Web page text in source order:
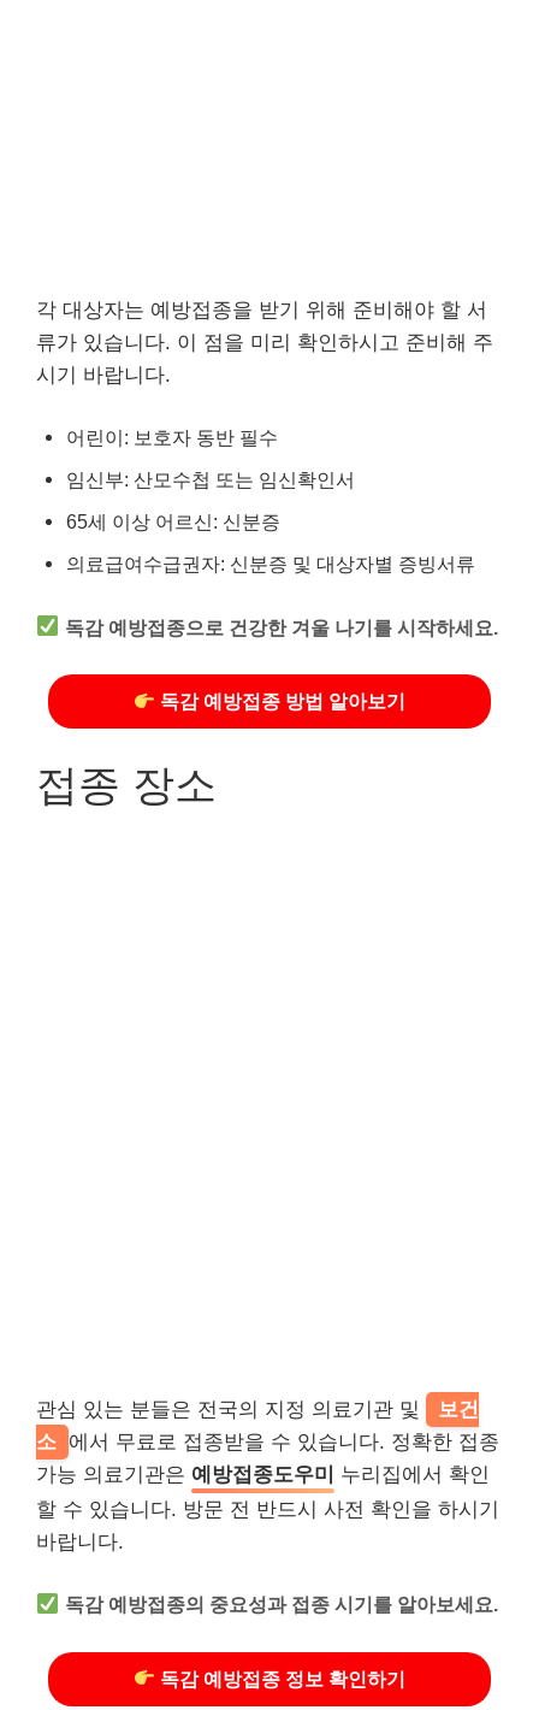
각 대상자는 예방접종을 받기 위해 준비해야 할 서
류가 있습니다. 이 점을 미리 확인하시고 준비해 주
시기 바랍니다.
어린이: 보호자 동반 필수
임신부: 산모수첩 또는 임신확인서
65세 이상 어르신: 신분증
의료급여수급권자: 신분증 및 대상자별 증빙서류
독감 예방접종으로 건강한 겨울 나기를 시작하세요.
독감 예방접종 방법 알아보기
접종 장소
관심 있는 분들은 전국의 지정 의료기관 및
보건
소 에서 무료로 접종받을 수 있습니다. 정확한 접종
가능 의료기관은 예방접종도우미
누리집에서 확인
할 수 있습니다. 방문 전 반드시 사전 확인을 하시기
바랍니다.
독감 예방접종의 중요성과 접종 시기를 알아보세요.
독감 예방접종 정보 확인하기